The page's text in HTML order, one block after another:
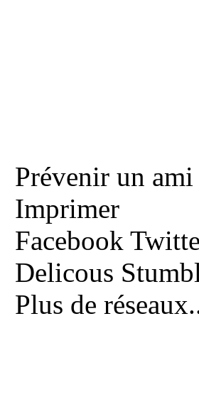
Prévenir un ami
Imprimer
Facebook
Delicous
Plus de